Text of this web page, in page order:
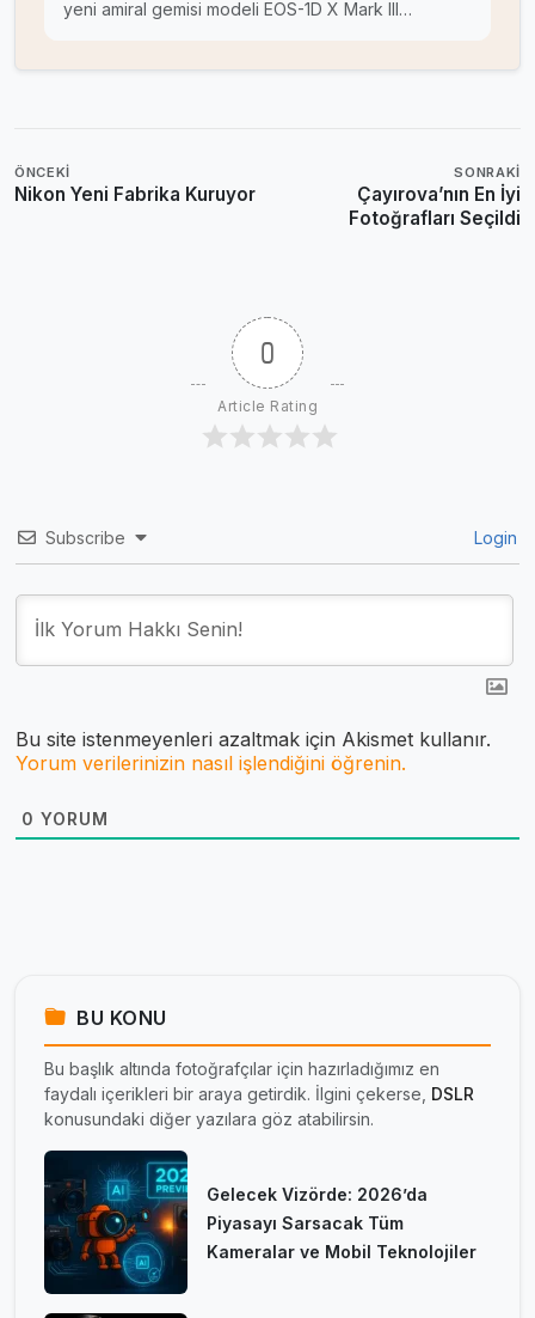
yeni amiral gemisi modeli EOS-1D X Mark III…
ÖNCEKI
Nikon Yeni Fabrika Kuruyor
SONRAKI
Çayırova’nın En İyi
Fotoğrafları Seçildi
0
Article Rating
Subscribe Login
Bu site istenmeyenleri azaltmak için Akismet kullanır.
Yorum verilerinizin nasıl işlendiğini öğrenin.
0 YORUM
BU KONU
Bu başlık altında fotoğrafçılar için hazırladığımız en
faydalı içerikleri bir araya getirdik. İlgini çekerse, DSLR
konusundaki diğer yazılara göz atabilirsin.
Gelecek Vizörde: 2026’da
Piyasayı Sarsacak Tüm
Kameralar ve Mobil Teknolojiler